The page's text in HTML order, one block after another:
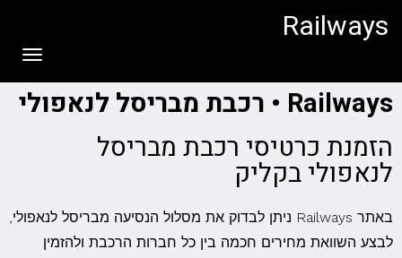
Railways
Railways • רכבת מבריסל לנאפולי
הזמנת כרטיסי רכבת מבריסל
לנאפולי בקליק
באתר Railways ניתן לבדוק את מסלול הנסיעה מבריסל לנאפולי,
לבצע השוואת מחירים חכמה בין כל חברות הרכבת ולהזמין